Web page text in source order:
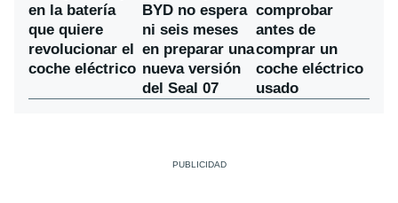
en la batería
que quiere
revolucionar el
coche eléctrico
BYD no espera
ni seis meses
en preparar una
nueva versión
del Seal 07
comprobar
antes de
comprar un
coche eléctrico
usado